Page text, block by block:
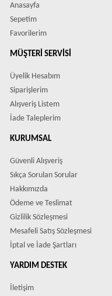
Anasayfa
Sepetim
Favorilerim
MÜŞTERI SERVISI
Üyelik Hesabım
Siparişlerim
Alışveriş Listem
İade Taleplerim
KURUMSAL
Güvenli Alışveriş
Sıkça Sorulan Sorular
Hakkımızda
Ödeme ve Teslimat
Gizlilik Sözleşmesi
Mesafeli Satış Sözleşmesi
İptal ve İade Şartları
YARDIM DESTEK
İletişim